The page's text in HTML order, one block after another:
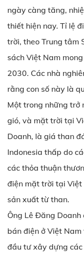
ngày càng tăng,
thiết hiện nay. Tỉ lệ
trời, theo Trung tâm
sách Việt Nam
2030. Các nhà
rằng con số này là
Một trong những trở
gió, và mặt trời tại
Doanh, là giá than
Indonesia thấp do
các thỏa thuận
điện mặt trời tại Việt
sản xuất từ than.
Ông Lê Đăng
bán điện ở Việt
đầu tư xây dựng